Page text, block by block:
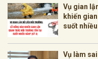
Vụ gian
khiến
suốt
Vụ làm